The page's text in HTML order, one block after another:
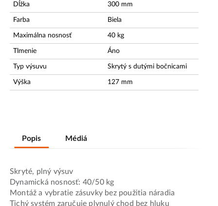
Dĺžka 300 mm
Farba Biela
Maximálna nosnosť 40 kg
Tlmenie Áno
Typ výsuvu Skrytý s dutými bočnicami
Výška 127 mm
Popis Médiá
Skryté, plný výsuv
Dynamická nosnosť: 40/50 kg
Montáž a vybratie zásuvky bez použitia náradia
Tichý systém zaručuje plynulý chod bez hluku